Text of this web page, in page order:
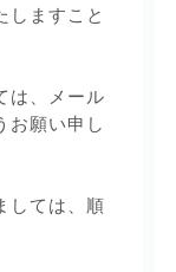
しますこと
は、メール
お願い申し
しては、順